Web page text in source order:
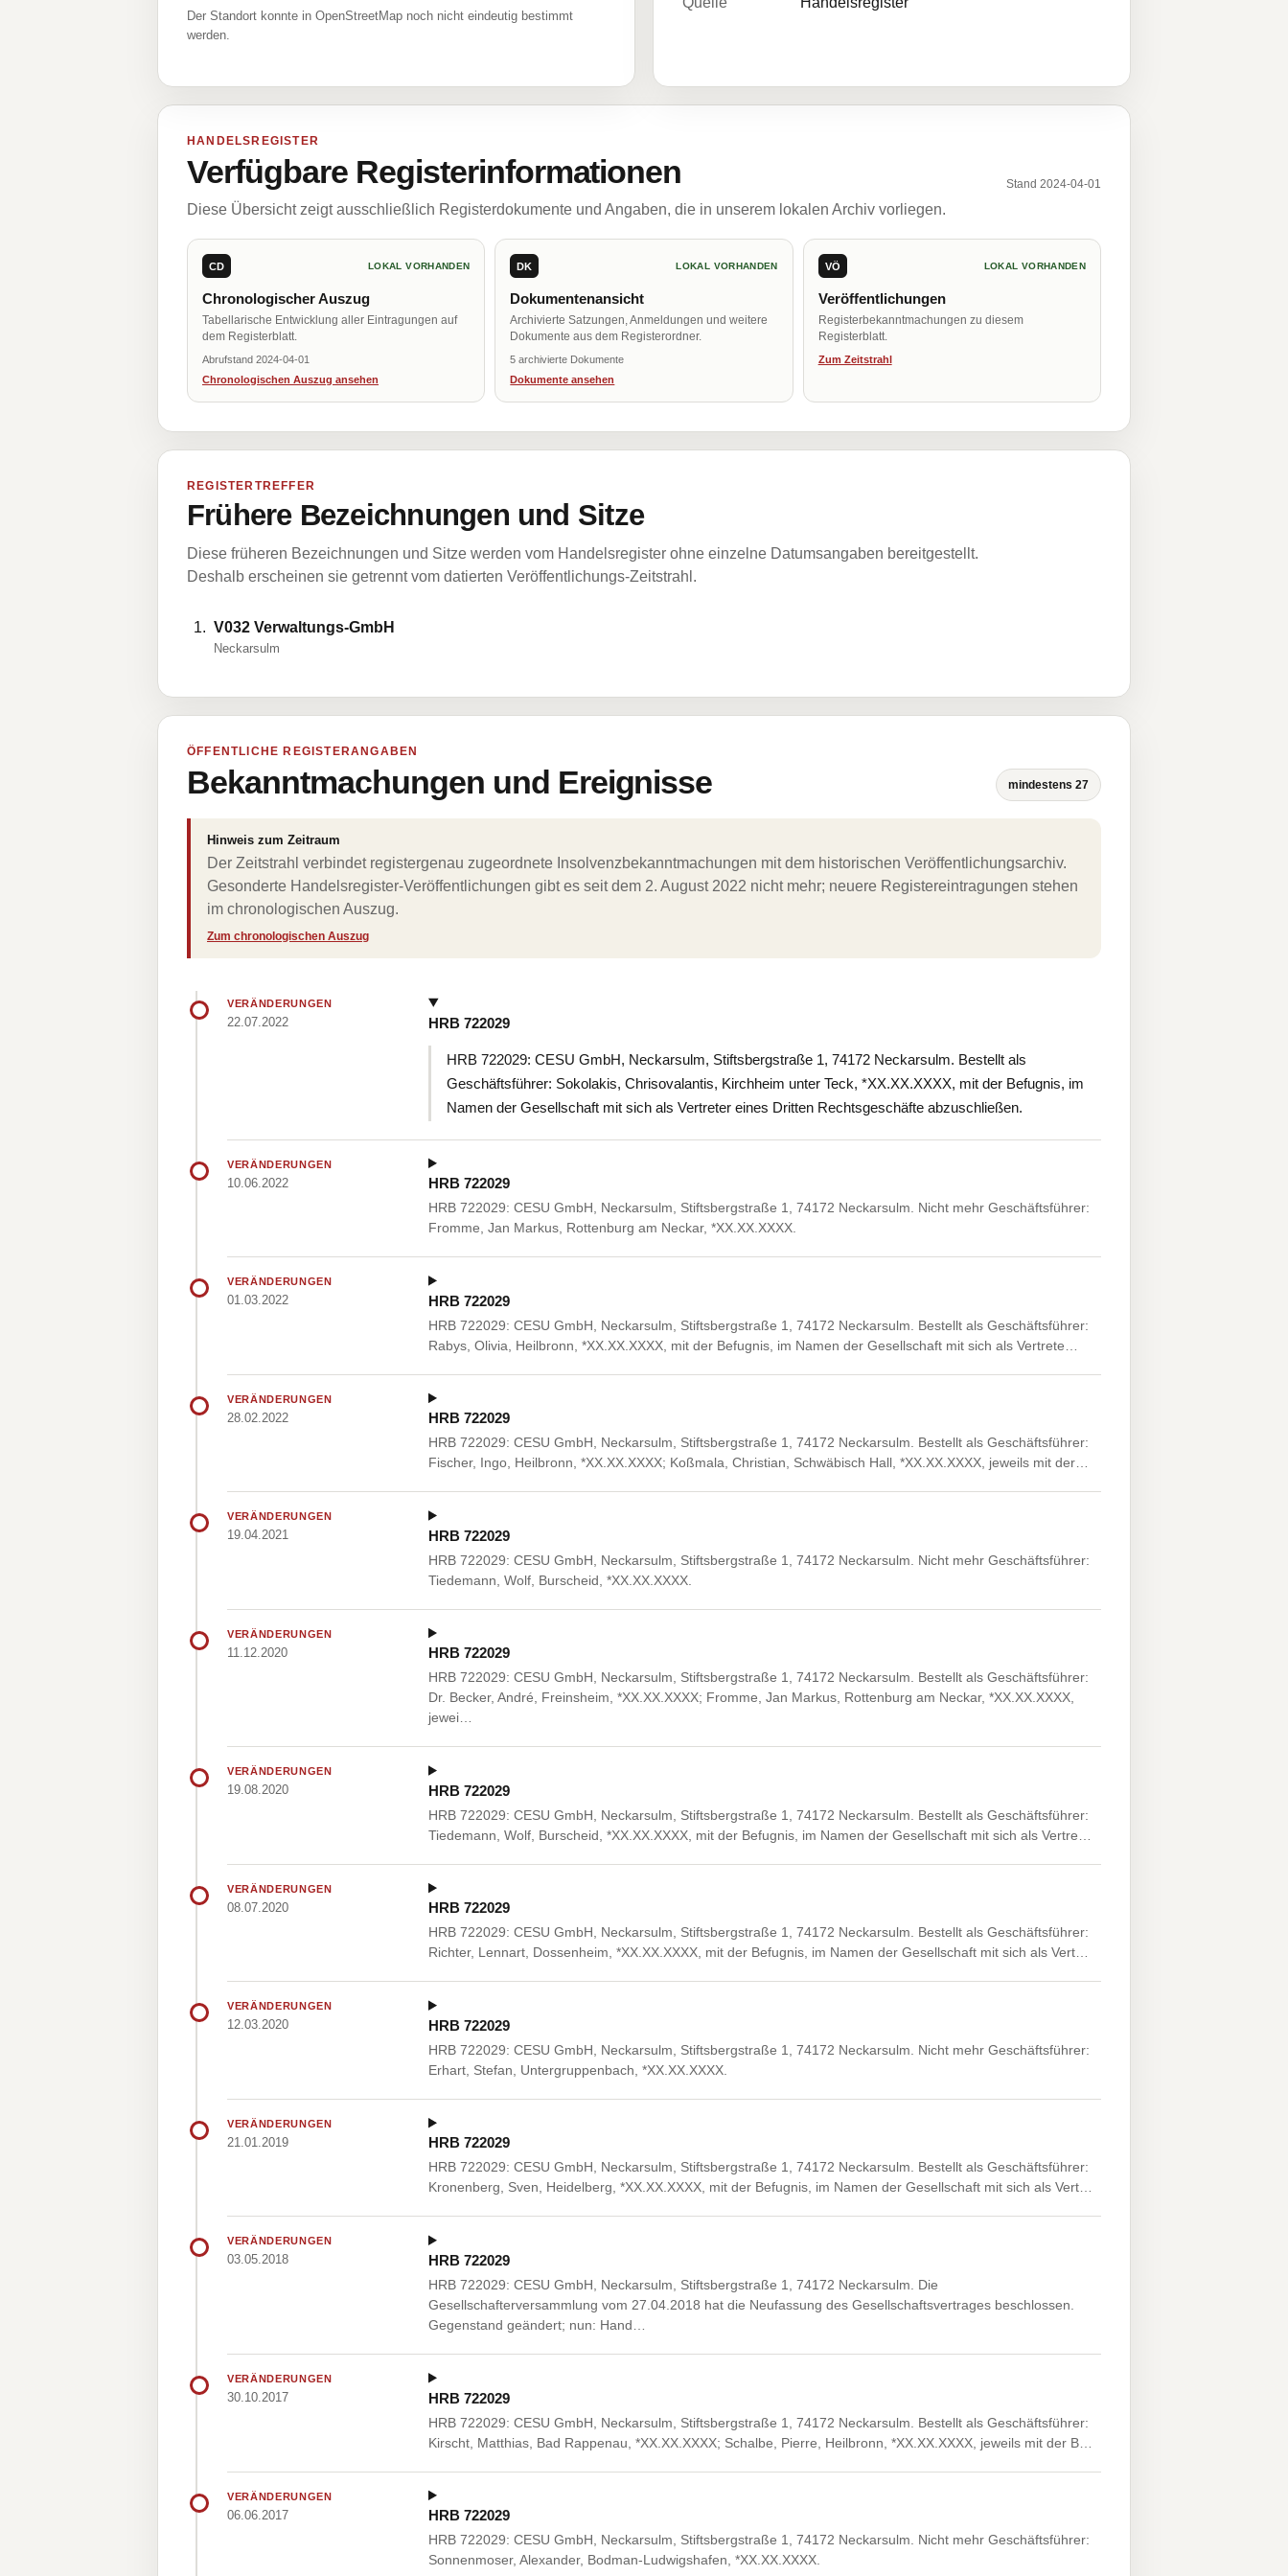
Der Standort konnte in OpenStreetMap noch nicht eindeutig bestimmt
werden.
HANDELSREGISTER
Verfügbare Registerinformationen Stand 2024-04-01
Diese Übersicht zeigt ausschließlich Registerdokumente und Angaben, die in unserem lokalen Archiv vorliegen.
CD LOKAL VORHANDEN
Chronologischer Auszug
Tabellarische Entwicklung aller Eintragungen auf
dem Registerblatt.
Abrufstand 2024-04-01
Chronologischen Auszug ansehen
DK LOKAL VORHANDEN
Dokumentenansicht
Archivierte Satzungen, Anmeldungen und weitere
Dokumente aus dem Registerordner.
5 archivierte Dokumente
Dokumente ansehen
VÖ LOKAL VORHANDEN
Veröffentlichungen
Registerbekanntmachungen zu diesem
Registerblatt.
Zum Zeitstrahl
REGISTERTREFFER
Frühere Bezeichnungen und Sitze
Diese früheren Bezeichnungen und Sitze werden vom Handelsregister ohne einzelne Datumsangaben bereitgestellt.
Deshalb erscheinen sie getrennt vom datierten Veröffentlichungs-Zeitstrahl.
V032 Verwaltungs-GmbH
Neckarsulm
ÖFFENTLICHE REGISTERANGABEN
Bekanntmachungen und Ereignisse mindestens 27
Hinweis zum Zeitraum
Der Zeitstrahl verbindet registergenau zugeordnete Insolvenzbekanntmachungen mit dem historischen Veröffentlichungsarchiv.
Gesonderte Handelsregister-Veröffentlichungen gibt es seit dem 2. August 2022 nicht mehr; neuere Registereintragungen stehen
im chronologischen Auszug.
Zum chronologischen Auszug
VERÄNDERUNGEN
22.07.2022 HRB 722029
HRB 722029: CESU GmbH, Neckarsulm, Stiftsbergstraße 1, 74172 Neckarsulm. Bestellt als
Geschäftsführer: Sokolakis, Chrisovalantis, Kirchheim unter Teck, *XX.XX.XXXX, mit der Befugnis, im
Namen der Gesellschaft mit sich als Vertreter eines Dritten Rechtsgeschäfte abzuschließen.
VERÄNDERUNGEN
10.06.2022 HRB 722029
HRB 722029: CESU GmbH, Neckarsulm, Stiftsbergstraße 1, 74172 Neckarsulm. Nicht mehr Geschäftsführer:
Fromme, Jan Markus, Rottenburg am Neckar, *XX.XX.XXXX.
VERÄNDERUNGEN
01.03.2022 HRB 722029
HRB 722029: CESU GmbH, Neckarsulm, Stiftsbergstraße 1, 74172 Neckarsulm. Bestellt als Geschäftsführer:
Rabys, Olivia, Heilbronn, *XX.XX.XXXX, mit der Befugnis, im Namen der Gesellschaft mit sich als Vertrete…
VERÄNDERUNGEN
28.02.2022 HRB 722029
HRB 722029: CESU GmbH, Neckarsulm, Stiftsbergstraße 1, 74172 Neckarsulm. Bestellt als Geschäftsführer:
Fischer, Ingo, Heilbronn, *XX.XX.XXXX; Koßmala, Christian, Schwäbisch Hall, *XX.XX.XXXX, jeweils mit der…
VERÄNDERUNGEN
19.04.2021 HRB 722029
HRB 722029: CESU GmbH, Neckarsulm, Stiftsbergstraße 1, 74172 Neckarsulm. Nicht mehr Geschäftsführer:
Tiedemann, Wolf, Burscheid, *XX.XX.XXXX.
VERÄNDERUNGEN
11.12.2020 HRB 722029
HRB 722029: CESU GmbH, Neckarsulm, Stiftsbergstraße 1, 74172 Neckarsulm. Bestellt als Geschäftsführer:
Dr. Becker, André, Freinsheim, *XX.XX.XXXX; Fromme, Jan Markus, Rottenburg am Neckar, *XX.XX.XXXX,
jewei…
VERÄNDERUNGEN
19.08.2020 HRB 722029
HRB 722029: CESU GmbH, Neckarsulm, Stiftsbergstraße 1, 74172 Neckarsulm. Bestellt als Geschäftsführer:
Tiedemann, Wolf, Burscheid, *XX.XX.XXXX, mit der Befugnis, im Namen der Gesellschaft mit sich als Vertre…
VERÄNDERUNGEN
08.07.2020 HRB 722029
HRB 722029: CESU GmbH, Neckarsulm, Stiftsbergstraße 1, 74172 Neckarsulm. Bestellt als Geschäftsführer:
Richter, Lennart, Dossenheim, *XX.XX.XXXX, mit der Befugnis, im Namen der Gesellschaft mit sich als Vert…
VERÄNDERUNGEN
12.03.2020 HRB 722029
HRB 722029: CESU GmbH, Neckarsulm, Stiftsbergstraße 1, 74172 Neckarsulm. Nicht mehr Geschäftsführer:
Erhart, Stefan, Untergruppenbach, *XX.XX.XXXX.
VERÄNDERUNGEN
21.01.2019 HRB 722029
HRB 722029: CESU GmbH, Neckarsulm, Stiftsbergstraße 1, 74172 Neckarsulm. Bestellt als Geschäftsführer:
Kronenberg, Sven, Heidelberg, *XX.XX.XXXX, mit der Befugnis, im Namen der Gesellschaft mit sich als Vert…
VERÄNDERUNGEN
03.05.2018 HRB 722029
HRB 722029: CESU GmbH, Neckarsulm, Stiftsbergstraße 1, 74172 Neckarsulm. Die
Gesellschafterversammlung vom 27.04.2018 hat die Neufassung des Gesellschaftsvertrages beschlossen.
Gegenstand geändert; nun: Hand…
VERÄNDERUNGEN
30.10.2017 HRB 722029
HRB 722029: CESU GmbH, Neckarsulm, Stiftsbergstraße 1, 74172 Neckarsulm. Bestellt als Geschäftsführer:
Kirscht, Matthias, Bad Rappenau, *XX.XX.XXXX; Schalbe, Pierre, Heilbronn, *XX.XX.XXXX, jeweils mit der B…
VERÄNDERUNGEN
06.06.2017 HRB 722029
HRB 722029: CESU GmbH, Neckarsulm, Stiftsbergstraße 1, 74172 Neckarsulm. Nicht mehr Geschäftsführer:
Sonnenmoser, Alexander, Bodman-Ludwigshafen, *XX.XX.XXXX.